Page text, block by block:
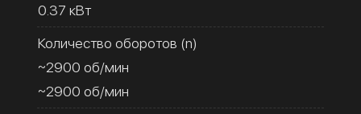
0.37 кВт
Количество оборотов (n)
~2900 об/мин
~2900 об/мин